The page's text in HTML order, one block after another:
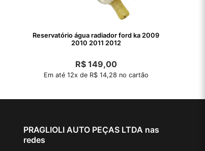
Reservatório água radiador ford ka 2009
2010 2011 2012
R$149,00
Em até 12x de R$ 14,28 no cartão
PRAGLIOLI AUTO PEÇAS LTDA nas
redes